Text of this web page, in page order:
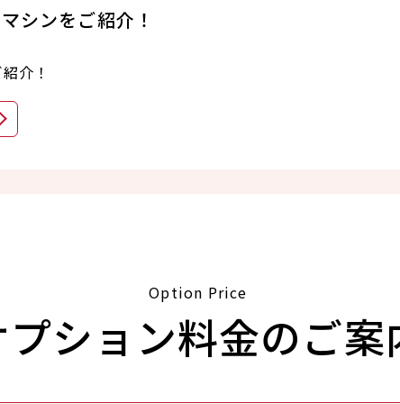
シンをご紹介！
介！
Option Price
プション料金のご案